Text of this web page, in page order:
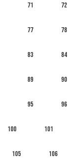
71 72
77 78
83 84
89 90
95 96
100 101
105 106